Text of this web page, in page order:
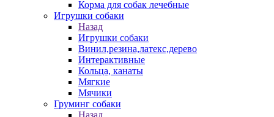
Корма для собак лечебные
Игрушки собаки
Назад
Игрушки собаки
Винил,резина,латекс,дерево
Интерактивные
Кольца, канаты
Мягкие
Мячики
Груминг собаки
Назад